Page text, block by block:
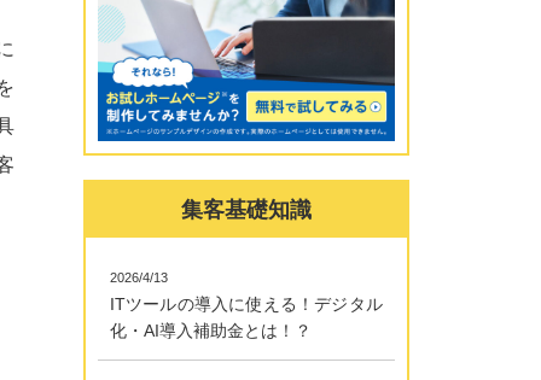
集客基礎知識
2026/4/13
ITツールの導入に使える！デジタル
化・AI導入補助金とは！？